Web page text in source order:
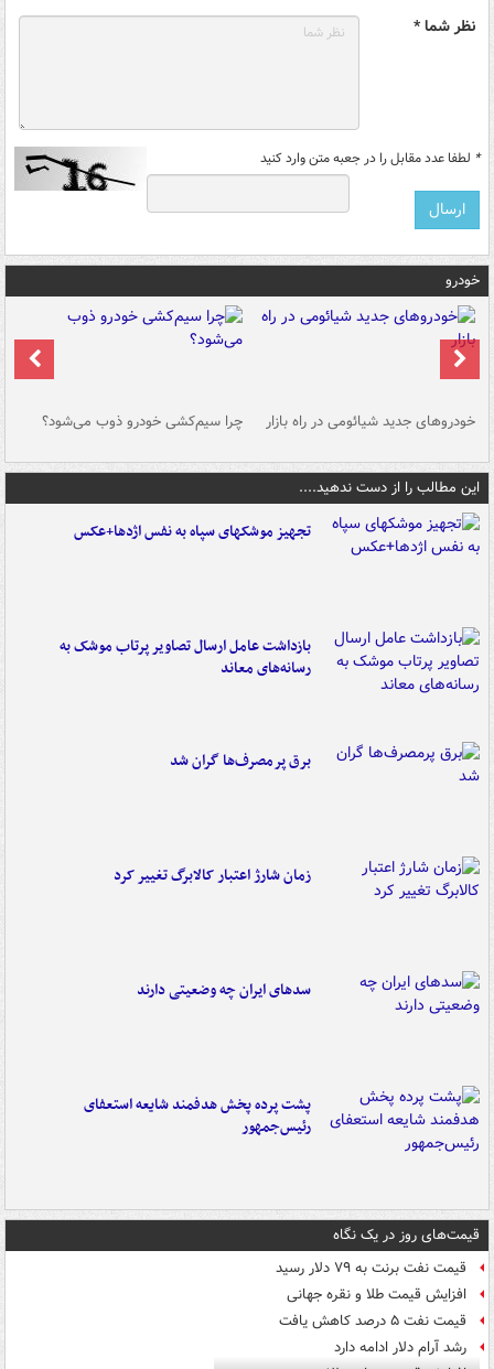
نظر شما *
* لطفا عدد مقابل را در جعبه متن وارد کنید
خودرو
خودروهای جدید شیائومی در راه بازار چرا سیم‌کشی خودرو ذوب می‌شود؟
این مطالب را از دست ندهید....
تجهیز موشکهای سپاه به نفس اژدها+عکس
بازداشت عامل ارسال تصاویر پرتاب موشک به
رسانه‌های معاند
برق پرمصرف‌ها گران شد
زمان شارژ اعتبار کالابرگ تغییر کرد
سدهای ایران چه وضعیتی دارند
پشت پرده پخش هدفمند شایعه استعفای
رئیس‌جمهور
قیمت‌های روز در یک نگاه
قیمت نفت برنت به ۷۹ دلار رسید
افزایش قیمت طلا و نقره جهانی
قیمت نفت ۵ درصد کاهش یافت
رشد آرام دلار ادامه دارد